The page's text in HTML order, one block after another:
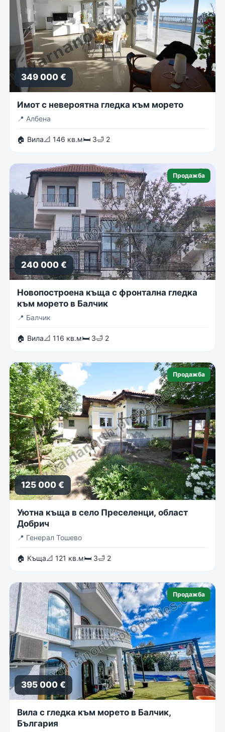
349 000 €
Имот с невероятна гледка към морето
📍 Албена
🏠 Вила📐 146 кв.м🛏 3🛁 2
Продажба
240 000 €
Новопостроена къща с фронтална гледка
към морето в Балчик
📍 Балчик
🏠 Вила📐 116 кв.м🛏 3🛁 2
Продажба
125 000 €
Уютна къща в село Преселенци, област
Добрич
📍 Генерал Тошево
🏠 Къща📐 121 кв.м🛏 3🛁 2
Продажба
395 000 €
Вила с гледка към морето в Балчик,
България